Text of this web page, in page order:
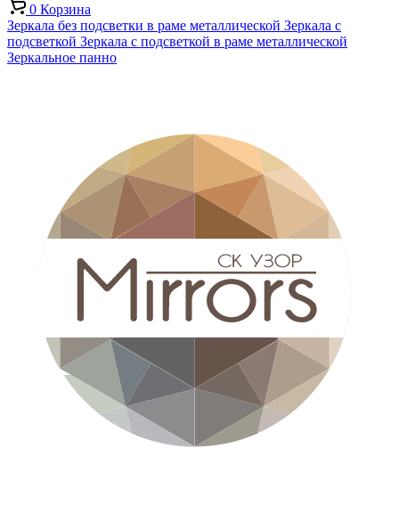
0 Корзина
Зеркала без подсветки в раме металлической Зеркала с
подсветкой Зеркала с подсветкой в раме металлической
Зеркальное панно